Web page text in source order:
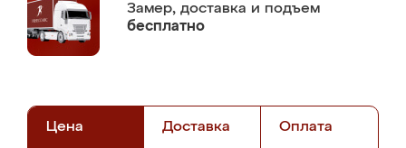
Замер, доставка и подъем
бесплатно
Цена Доставка Оплата